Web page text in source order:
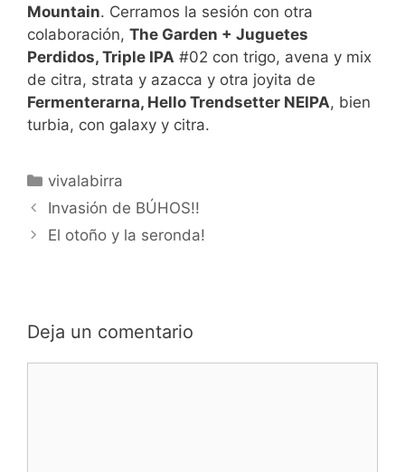
Mountain. Cerramos la sesión con otra
colaboración, The Garden + Juguetes
Perdidos, Triple IPA #02 con trigo, avena y mix
de citra, strata y azacca y otra joyita de
Fermenterarna, Hello Trendsetter NEIPA, bien
turbia, con galaxy y citra.
Categorías
vivalabirra
Invasión de BÚHOS!!
El otoño y la seronda!
Deja un comentario